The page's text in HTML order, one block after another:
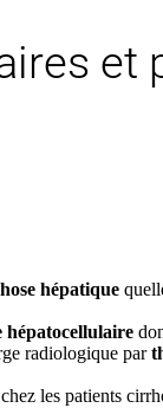
et
hépatique
hépatocellulaire
radiologique par
chez les patients